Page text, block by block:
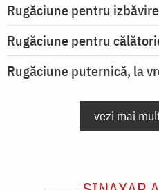
Rugăciune pentru
Rugăciune pentru
Rugăciune puternică, la
vezi mai